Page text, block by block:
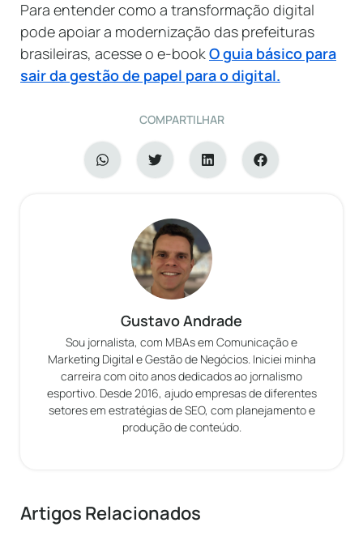
Para entender como a transformação digital
pode apoiar a modernização das prefeituras
brasileiras, acesse o e-bookO guia básico para
sair da gestão de papel para o digital.
COMPARTILHAR
Gustavo Andrade
Sou jornalista, com MBAs em Comunicação e
Marketing Digital e Gestão de Negócios. Iniciei minha
carreira com oito anos dedicados ao jornalismo
esportivo. Desde 2016, ajudo empresas de diferentes
setores em estratégias de SEO, com planejamento e
produção de conteúdo.
Artigos Relacionados